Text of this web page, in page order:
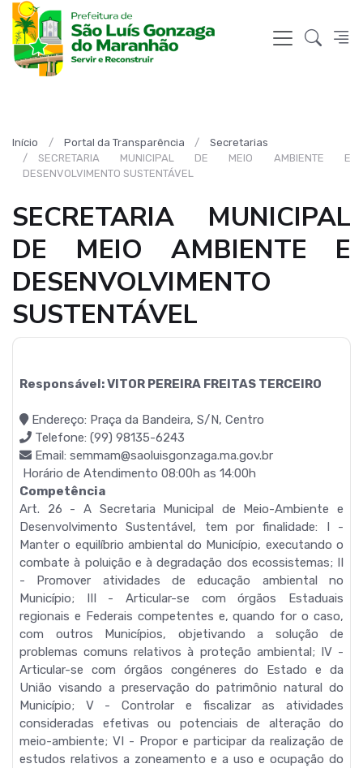
Início Portal da Transparência
Secretarias
SECRETARIA MUNICIPAL DE MEIO AMBIENTE E
DESENVOLVIMENTO SUSTENTÁVEL
SECRETARIA MUNICIPAL
DE MEIO AMBIENTE E
DESENVOLVIMENTO
SUSTENTÁVEL
Responsável: VITOR PEREIRA FREITAS TERCEIRO
Endereço: Praça da Bandeira, S/N, Centro
Telefone: (99) 98135-6243
Email: semmam@saoluisgonzaga.ma.gov.br
Horário de Atendimento 08:00h as 14:00h
Competência
Art. 26 - A Secretaria Municipal de Meio-Ambiente e
Desenvolvimento Sustentável, tem por finalidade: I -
Manter o equilíbrio ambiental do Município, executando o
combate à poluição e à degradação dos ecossistemas; II
- Promover atividades de educação ambiental no
Município; III - Articular-se com órgãos Estaduais
regionais e Federais competentes e, quando for o caso,
com outros Municípios, objetivando a solução de
problemas comuns relativos à proteção ambiental; IV -
Articular-se com órgãos congéneres do Estado e da
União visando a preservação do patrimônio natural do
Município; V - Controlar e fiscalizar as atividades
consideradas efetivas ou potenciais de alteração do
meio-ambiente; VI - Propor e participar da realização de
estudos relativos a zoneamento e a uso e ocupação do